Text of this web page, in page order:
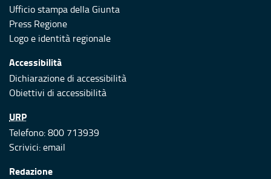
Ufficio stampa della Giunta
Press Regione
Logo e identità regionale
Accessibilità
Dichiarazione di accessibilità
Obiettivi di accessibilità
URP
Telefono: 800 713939
Scrivici:email
Redazione